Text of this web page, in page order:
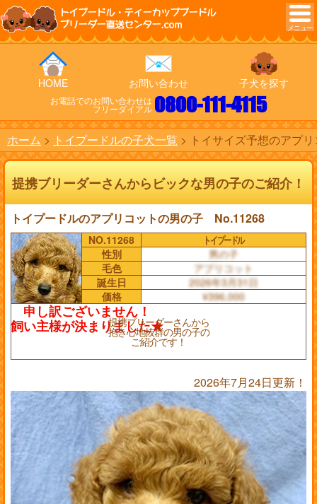
トイプードル・ティーカッププードル
ブリーダー直送センター.com
HOME お問い合わせ 子犬を探す
お電話でのお問い合わせは
フリーダイアル 0800-111-4115
ホーム トイプードルの子犬一覧 トイサイズ予想のアプ
提携ブリーダーさんからビックな男の子のご紹介！
トイプードルのアプリコットの男の子 No.11268
NO.11268
トイプードル
性別
男の子
毛色
アプリコット
誕生日
2026年3月31日
価格
¥396,000
提携ブリーダーさんから
抱き心地抜群の男の子の
ご紹介です！
2026年7月24日更新！